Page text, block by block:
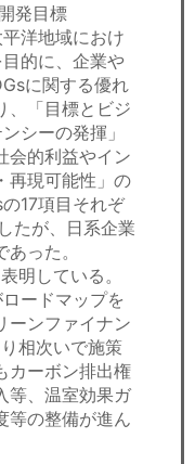
発目標
平洋地域におけ
的に、企業や
に関する優れ
、「目標とビジ
シーの発揮」
会的利益やイン
再現可能性」の
17項目それぞ
たが、日系企業
った。
明している。
ードマップを
ーンファイナン
相次いで施策
カーボン排出権
等、温室効果ガ
等の整備が進ん